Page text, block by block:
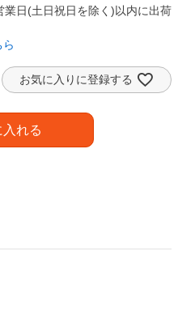
業日(土日祝日を除く)以内に出荷
お気に入りに登録する
入れる